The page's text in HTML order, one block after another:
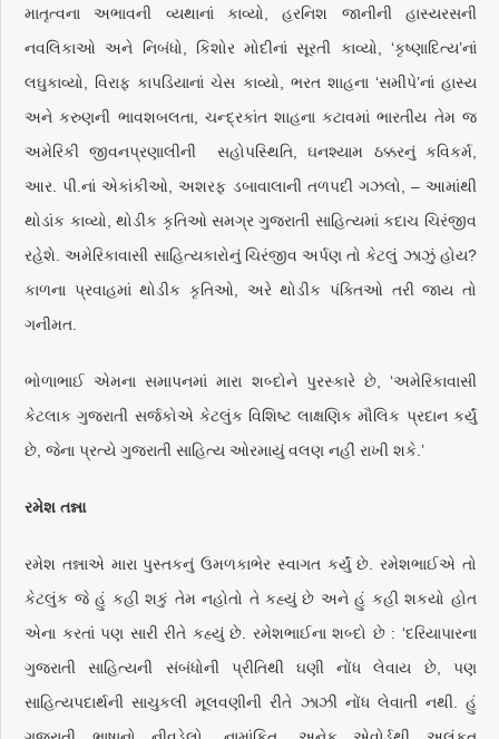
માતૃત્વના અભાવની વ્યથાનાં કાવ્યો, હરનિશ જાનીની હાસ્યરસની
નવલિકાઓ અને નિબંધો, કિશોર મોદીનાં સૂરતી કાવ્યો, ‘કૃષ્ણાદિત્ય’નાં
લઘુકાવ્યો, વિરાફ કાપડિયાનાં ચેસ કાવ્યો, ભરત શાહના ‘સમીપે’નાં હાસ્ય
અને કરુણની ભાવશબલતા, ચન્દ્રકાંત શાહના કટાવમાં ભારતીય તેમ જ
અમેરિકી જીવનપ્રણાલીની સહોપસ્થિતિ, ઘનશ્યામ ઠક્કરનું કવિકર્મ,
આર. પી.નાં એકાંકીઓ, અશરફ ડબાવાલાની તળપદી ગઝલો, – આમાંથી
થોડાંક કાવ્યો, થોડીક કૃતિઓ સમગ્ર ગુજરાતી સાહિત્યમાં કદાચ ચિરંજીવ
રહેશે. અમેરિકાવાસી સાહિત્યકારોનું ચિરંજીવ અર્પણ તો કેટલું ઝાઝું હોય?
કાળના પ્રવાહમાં થોડીક કૃતિઓ, અરે થોડીક પંક્તિઓ તરી જાય તો
ગનીમત.
ભોળાભાઈ એમના સમાપનમાં મારા શબ્દોને પુરસ્કારે છે, ‘અમેરિકાવાસી
કેટલાક ગુજરાતી સર્જકોએ કેટલુંક વિશિષ્ટ લાક્ષણિક મૌલિક પ્રદાન કર્યું
છે, જેના પ્રત્યે ગુજરાતી સાહિત્ય ઓરમાયું વલણ નહીં રાખી શકે.’
રમેશ તન્ના
રમેશ તન્નાએ મારા પુસ્તકનું ઉમળકાભેર સ્વાગત કર્યું છે. રમેશભાઈએ તો
કેટલુંક જે હું કહી શકું તેમ નહોતો તે કહ્યું છે અને હું કહી શકયો હોત
એના કરતાં પણ સારી રીતે કહ્યું છે. રમેશભાઈના શબ્દો છે : ‘દરિયાપારના
ગુજરાતી સાહિત્યની સંબંધોની પ્રીતિથી ઘણી નોંધ લેવાય છે, પણ
સાહિત્યપદાર્થની સાચુકલી મૂલવણીની રીતે ઝાઝી નોંધ લેવાતી નથી. હું